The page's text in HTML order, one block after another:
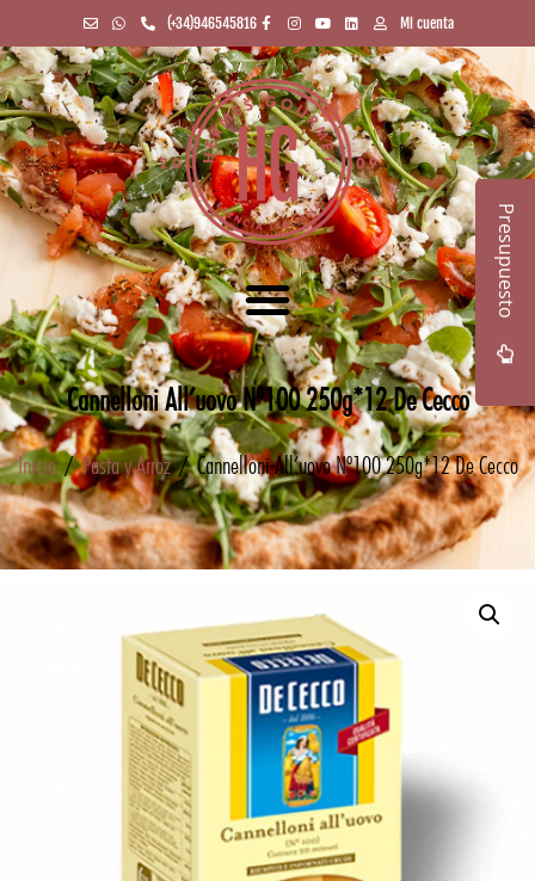
(+34)946545816 Mi cuenta
Cannelloni All’uovo Nº100 250g*12 De Cecco
Inicio/Pasta y Arroz/ Cannelloni All’uovo Nº100 250g*12 De Cecco
Presupuesto